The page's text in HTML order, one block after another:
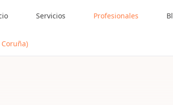
Servicios Profesionales